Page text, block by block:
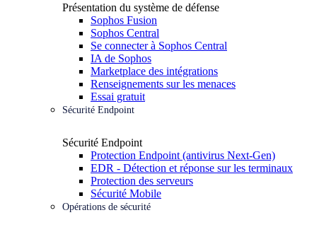
Présentation du système de défense
Sophos Fusion
Sophos Central
Se connecter à Sophos Central
IA de Sophos
Marketplace des intégrations
Renseignements sur les menaces
Essai gratuit
Sécurité Endpoint
Sécurité Endpoint
Protection Endpoint (antivirus Next-Gen)
EDR - Détection et réponse sur les terminaux
Protection des serveurs
Sécurité Mobile
Opérations de sécurité